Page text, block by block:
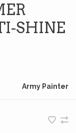
SHINE
Army Painter